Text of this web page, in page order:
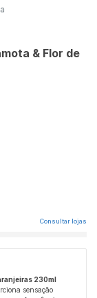
& Flor de
Consultar lojas
230ml
sensação